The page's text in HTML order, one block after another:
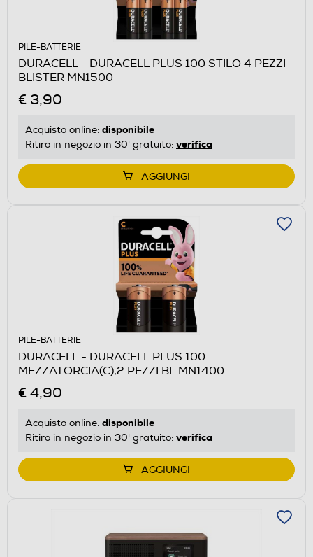
PILE-BATTERIE
DURACELL - DURACELL PLUS 100 STILO 4 PEZZI
BLISTER MN1500
€ 3,90
Acquisto online: disponibile
Ritiro in negozio in 30' gratuito: verifica
AGGIUNGI
PILE-BATTERIE
DURACELL - DURACELL PLUS 100
MEZZATORCIA(C),2 PEZZI BL MN1400
€ 4,90
Acquisto online: disponibile
Ritiro in negozio in 30' gratuito: verifica
AGGIUNGI